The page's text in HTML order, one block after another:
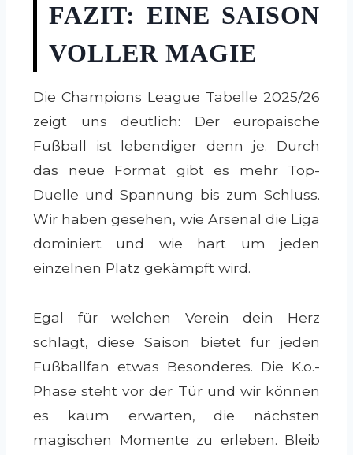
FAZIT: EINE SAISON
VOLLER MAGIE
Die Champions League Tabelle 2025/26
zeigt uns deutlich: Der europäische
Fußball ist lebendiger denn je. Durch
das neue Format gibt es mehr Top-
Duelle und Spannung bis zum Schluss.
Wir haben gesehen, wie Arsenal die Liga
dominiert und wie hart um jeden
einzelnen Platz gekämpft wird.
Egal für welchen Verein dein Herz
schlägt, diese Saison bietet für jeden
Fußballfan etwas Besonderes. Die K.o.-
Phase steht vor der Tür und wir können
es kaum erwarten, die nächsten
magischen Momente zu erleben. Bleib